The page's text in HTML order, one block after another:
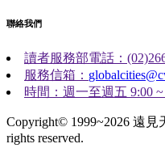
聯絡我們
讀者服務部電話：
服務信箱：
時間：週一至週五 9:00 ~
Copyright© 1999~2026 遠
rights reserved.